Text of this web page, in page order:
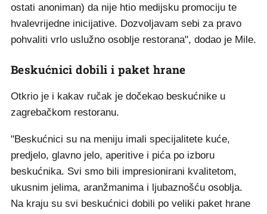
ostati anoniman) da nije htio medijsku promociju te
hvalevrijedne inicijative. Dozvoljavam sebi za pravo
pohvaliti vrlo uslužno osoblje restorana", dodao je Mile.
Beskućnici dobili i paket hrane
Otkrio je i kakav ručak je dočekao beskućnike u
zagrebačkom restoranu.
"Beskućnici su na meniju imali specijalitete kuće,
predjelo, glavno jelo, aperitive i pića po izboru
beskućnika. Svi smo bili impresionirani kvalitetom,
ukusnim jelima, aranžmanima i ljubaznošću osoblja.
Na kraju su svi beskućnici dobili po veliki paket hrane